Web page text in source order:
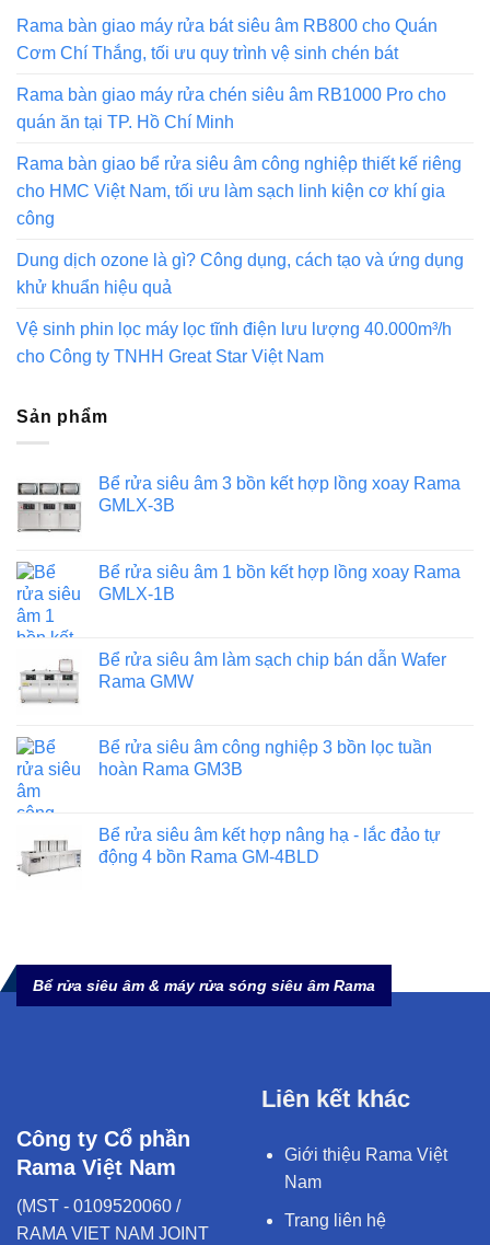
Rama bàn giao máy rửa bát siêu âm RB800 cho Quán
Cơm Chí Thắng, tối ưu quy trình vệ sinh chén bát
Rama bàn giao máy rửa chén siêu âm RB1000 Pro cho
quán ăn tại TP. Hồ Chí Minh
Rama bàn giao bể rửa siêu âm công nghiệp thiết kế riêng
cho HMC Việt Nam, tối ưu làm sạch linh kiện cơ khí gia
công
Dung dịch ozone là gì? Công dụng, cách tạo và ứng dụng
khử khuẩn hiệu quả
Vệ sinh phin lọc máy lọc tĩnh điện lưu lượng 40.000m³/h
cho Công ty TNHH Great Star Việt Nam
Sản phẩm
Bể rửa siêu âm 3 bồn kết hợp lồng xoay Rama
GMLX-3B
Bể rửa siêu âm 1 bồn kết hợp lồng xoay Rama
GMLX-1B
Bể rửa siêu âm làm sạch chip bán dẫn Wafer
Rama GMW
Bể rửa siêu âm công nghiệp 3 bồn lọc tuần
hoàn Rama GM3B
Bể rửa siêu âm kết hợp nâng hạ - lắc đảo tự
động 4 bồn Rama GM-4BLD
Bể rửa siêu âm & máy rửa sóng siêu âm Rama
Công ty Cổ phần
Rama Việt Nam
(MST - 0109520060 /
RAMA VIET NAM JOINT
Liên kết khác
Giới thiệu Rama Việt
Nam
Trang liên hệ